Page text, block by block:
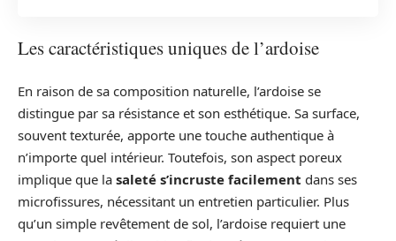
Les caractéristiques uniques de l’ardoise
En raison de sa composition naturelle, l’ardoise se
distingue par sa résistance et son esthétique. Sa surface,
souvent texturée, apporte une touche authentique à
n’importe quel intérieur. Toutefois, son aspect poreux
implique que la saleté s’incruste facilement dans ses
microfissures, nécessitant un entretien particulier. Plus
qu’un simple revêtement de sol, l’ardoise requiert une